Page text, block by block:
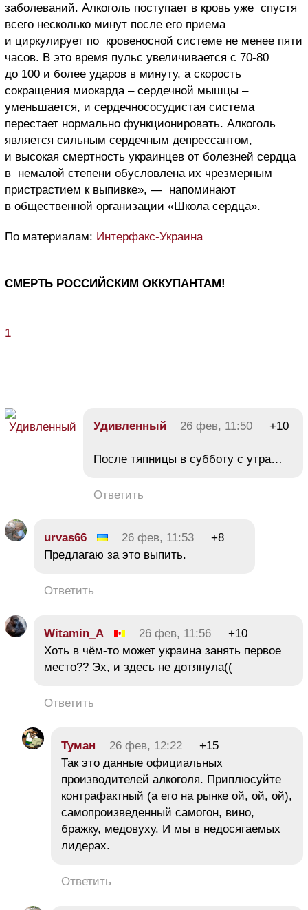
заболеваний. Алкоголь поступает в кровь уже спустя
всего несколько минут после его приема
и циркулирует по кровеносной системе не менее пяти
часов. В это время пульс увеличивается с 70-80
до 100 и более ударов в минуту, а скорость
сокращения миокарда – сердечной мышцы –
уменьшается, и сердечнососудистая система
перестает нормально функционировать. Алкоголь
является сильным сердечным депрессантом,
и высокая смертность украинцев от болезней сердца
в немалой степени обусловлена их чрезмерным
пристрастием к выпивке», — напоминают
в общественной организации «Школа сердца».
По материалам: Интерфакс-Украина
СМЕРТЬ РОССИЙСКИМ ОККУПАНТАМ!
1
Удивленный 26 фев, 11:50 +10
После тяпницы в субботу с утра…
Ответить
urvas66 26 фев, 11:53
+8
Предлагаю за это выпить.
Ответить
Witamin_A 26 фев, 11:56
+10
Хоть в чём-то может украина занять первое
место?? Эх, и здесь не дотянула((
Ответить
Туман 26 фев, 12:22
+15
Так это данные официальных
производителей алкоголя. Приплюсуйте
контрафактный (а его на рынке ой, ой, ой),
самопроизведенный самогон, вино,
бражку, медовуху. И мы в недосягаемых
лидерах.
Ответить